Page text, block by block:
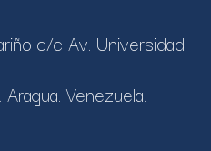
c/c Av. Universidad.
Venezuela.